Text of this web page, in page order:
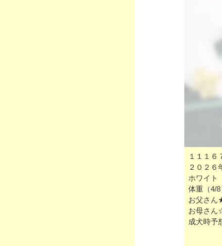
１１１６
２０２
ホワイト
体重（4/
お父さ
お母さ
成犬時予